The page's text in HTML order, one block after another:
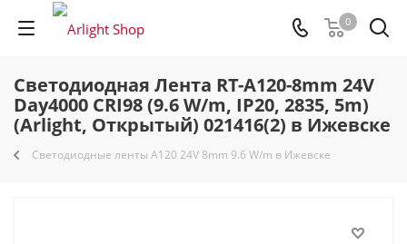
0
Светодиодная Лента RT-A120-8mm 24V
Day4000 CRI98 (9.6 W/m, IP20, 2835, 5m)
(Arlight, Открытый) 021416(2) в Ижевске
Светодиодные ленты A120 24V 8mm 9.6 W/m в Ижевске